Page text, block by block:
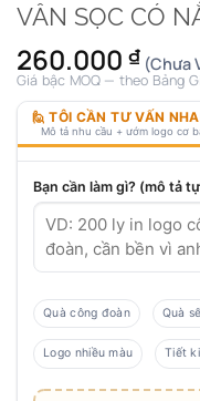
VÂN SỌC CÓ
260.000 ₫ (Chưa
Giá bậc MOQ — theo Bảng
🙋 TÔI CẦN TƯ VẤN
Mô tả nhu cầu + ướm logo cơ
Bạn cần làm gì? (mô tả
Quà công đoàn Quà
Logo nhiều màu Tiết